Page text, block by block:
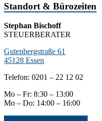
Standort & Bürozeiten
Stephan Bischoff
STEUERBERATER
Gutenbergstraße 61
45128 Essen
Telefon: 0201 – 22 12 02
Mo – Fr: 8:30 – 13:00
Mo – Do: 14:00 – 16:00